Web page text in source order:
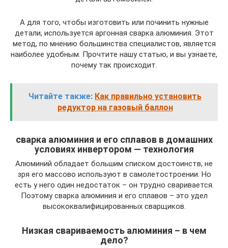
А для того, чтобы изготовить или починить нужные
детали, используется аргонная сварка алюминия. Этот
метод, по мнению большинства специалистов, является
наиболее удобным. Прочтите нашу статью, и вы узнаете,
почему так происходит.
Читайте также: Как правильно установить
редуктор на газовый баллон
сварка алюминия и его сплавов в домашних
условиях инвертором — технология
Алюминий обладает большим списком достоинств, не
зря его массово используют в самолетостроении. Но
есть у него один недостаток – он трудно сваривается.
Поэтому сварка алюминия и его сплавов – это удел
высококвалифицированных сварщиков.
Низкая свариваемость алюминия – в чем
дело?